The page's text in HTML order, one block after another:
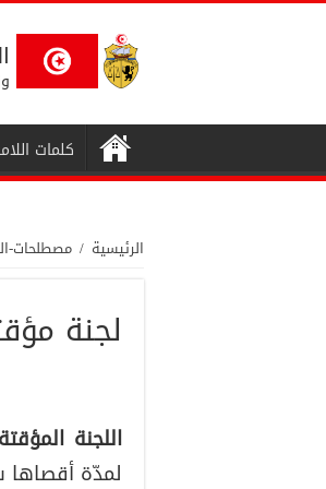
كلمات
الرئيسية / مصطلحات-
لجنة
اللجنة
لمدّة أقصاها